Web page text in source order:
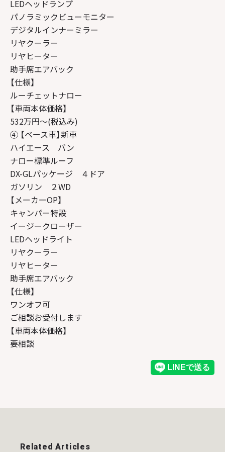
LEDヘッドランプ
パノラミックビューモニター
デジタルインナーミラー
リヤクーラー
リヤヒーター
助手席エアバック
【仕様】
ルーチェットナロー
【車両本体価格】
532万円～(税込み)
④ 【ベース車】新車
ハイエース バン
ナロー標準ルーフ
DX-GLパッケージ ４ドア
ガソリン ２WD
【メーカーOP】
キャンパー特設
イージークローザー
LEDヘッドライト
リヤクーラー
リヤヒーター
助手席エアバック
【仕様】
ワンオフ可
ご相談お受付します
【車両本体価格】
要相談
Related Articles